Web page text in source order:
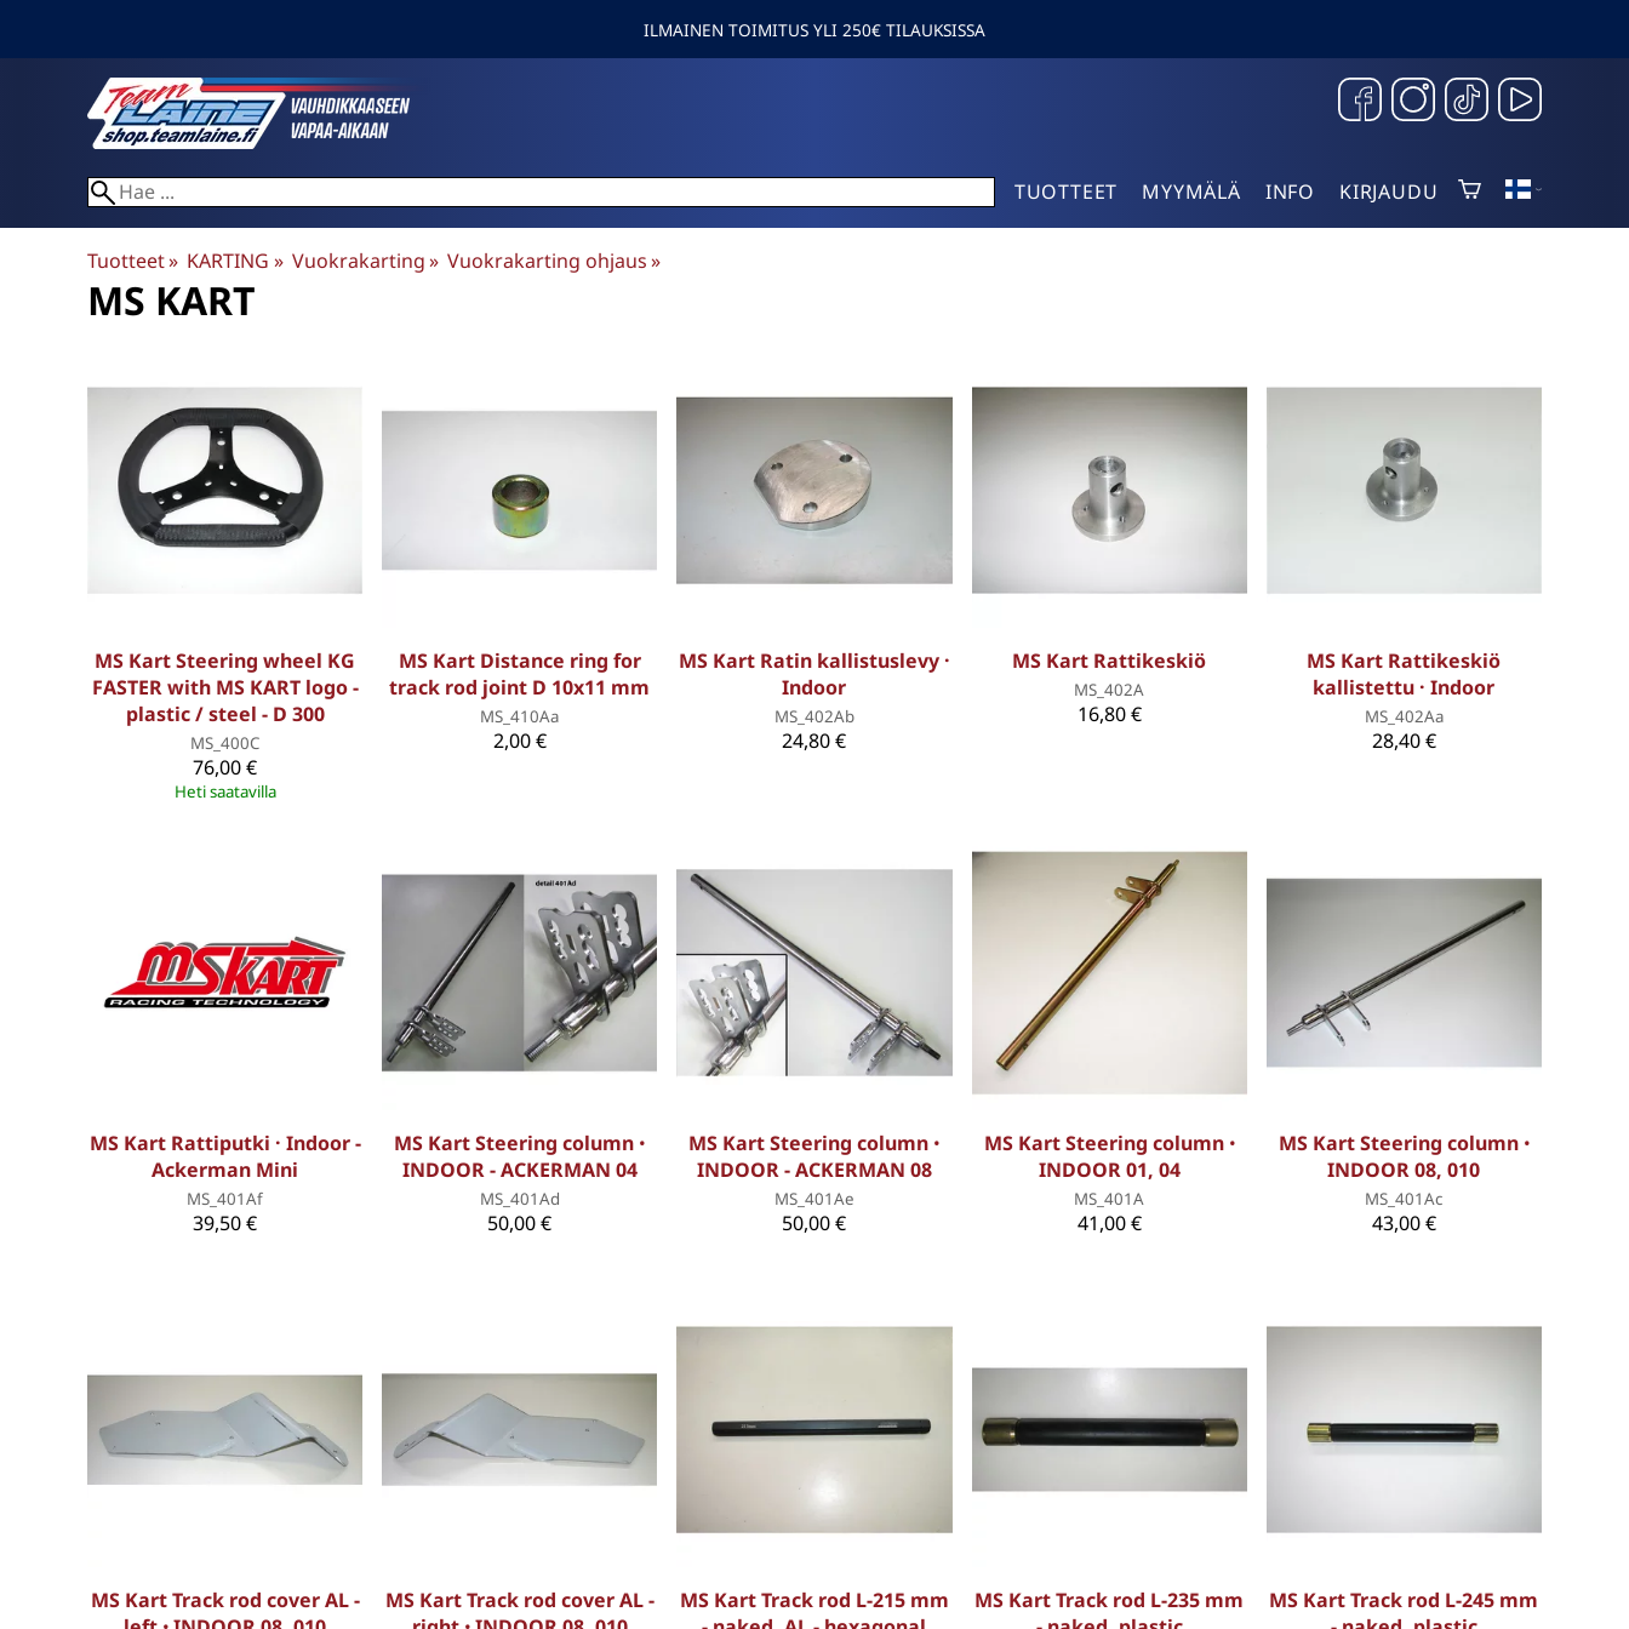
ILMAINEN TOIMITUS YLI 250€ TILAUKSISSA
TUOTTEET MYYMÄLÄ INFO KIRJAUDU
Tuotteet‪» KARTING ‪» Vuokrakarting‪» Vuokrakarting ohjaus‪»
MS KART
MS Kart Steering wheel KG
FASTER with MS KART logo -
plastic / steel - D 300
MS_400C
76,00 €
Heti saatavilla
MS Kart Distance ring for
track rod joint D 10x11 mm
MS_410Aa
2,00 €
MS Kart Ratin kallistuslevy ·
Indoor
MS_402Ab
24,80 €
MS Kart Rattikeskiö
MS_402A
16,80 €
MS Kart Rattikeskiö
kallistettu · Indoor
MS_402Aa
28,40 €
MS Kart Rattiputki · Indoor -
Ackerman Mini
MS_401Af
39,50 €
MS Kart Steering column ꞏ
INDOOR - ACKERMAN 04
MS_401Ad
50,00 €
MS Kart Steering column ꞏ
INDOOR - ACKERMAN 08
MS_401Ae
50,00 €
MS Kart Steering column ꞏ
INDOOR 01, 04
MS_401A
41,00 €
MS Kart Steering column ꞏ
INDOOR 08, 010
MS_401Ac
43,00 €
MS Kart Track rod cover AL -
MS Kart Track rod cover AL -
MS Kart Track rod L-215 mm
MS Kart Track rod L-235 mm
MS Kart Track rod L-245 mm